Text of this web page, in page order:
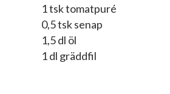
1 tsk tomatpuré
0,5 tsk senap
1,5 dl öl
1 dl gräddfil